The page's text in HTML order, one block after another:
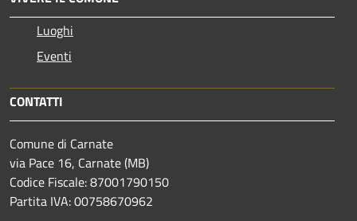
Luoghi
Eventi
CONTATTI
Comune di Carnate
via Pace 16, Carnate (MB)
Codice Fiscale: 87001790150
Partita IVA: 00758670962